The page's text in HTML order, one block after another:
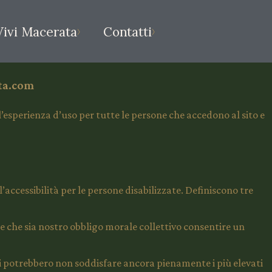
Macerata Contatti
d’uso per tutte le persone che accedono al sito e
per le persone disabilizzate. Definiscono tre
che sia nostro obbligo morale collettivo consentire un
non soddisfare ancora pienamente i più elevati